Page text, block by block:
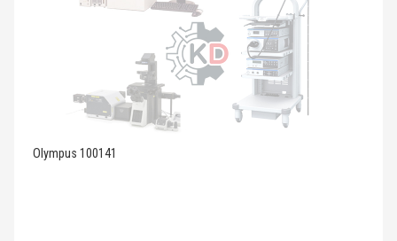
Olympus 100141